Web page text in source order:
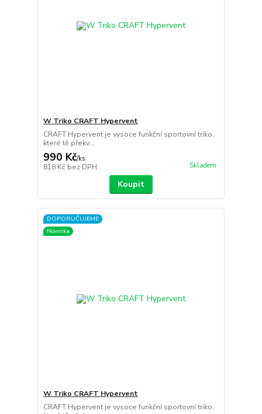
W Triko CRAFT Hypervent
CRAFT Hypervent je vysoce funkční sportovní triko,
které tě překv...
990 Kč/ks
818 Kč bez DPH Skladem
Koupit
DOPORUČUJEME
Novinka
W Triko CRAFT Hypervent
CRAFT Hypervent je vysoce funkční sportovní triko,